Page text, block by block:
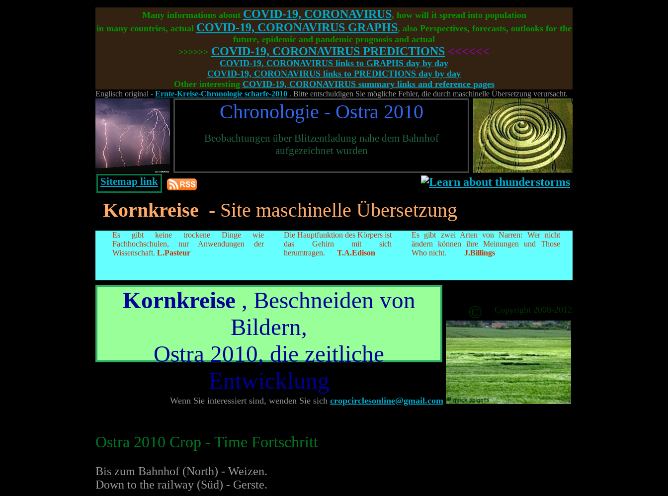
Many informations about COVID-19, CORONAVIRUS, how will it spread into population
in many countries, actual COVID-19, CORONAVIRUS GRAPHS, also Perspectives, forecasts, outlooks for the
future, epidemic and pandemic prognosis and actual
>>>>>> COVID-19, CORONAVIRUS PREDICTIONS <<<<<<
COVID-19, CORONAVIRUS links to GRAPHS day by day
COVID-19, CORONAVIRUS links to PREDICTIONS day by day
Other interesting COVID-19, CORONAVIRUS summary links and reference pages
Englisch original - Ernte-Kreise-Chronologie scharfe-2010 . Bitte entschuldigen Sie mögliche Fehler, die durch maschinelle Übersetzung verursacht.
Chronologie - Ostra 2010
Beobachtungen über Blitzentladung nahe dem Bahnhof
aufgezeichnet wurden
Sitemap link
Kornkreise - Site maschinelle Übersetzung
Es gibt keine trockene Dinge wie
Fachhochschulen, nur Anwendungen der
Wissenschaft. L.Pasteur
Die Hauptfunktion des Körpers ist
das Gehirn mit sich
herumtragen. T.A.Edison
Es gibt zwei Arten von Narren: Wer nicht
ändern können ihre Meinungen und Those
Who nicht. J.Billings
Kornkreise , Beschneiden von
Bildern,
Ostra 2010, die zeitliche
Entwicklung
© Copyright 2008-2012
Wenn Sie interessiert sind, wenden Sie sich cropcirclesonline@gmail.com
Ostra 2010 Crop - Time Fortschritt
Bis zum Bahnhof (North) - Weizen.
Down to the railway (Süd) - Gerste.